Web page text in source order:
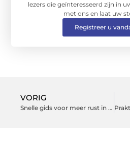
lezers die geïnteresseerd zijn in
met ons en laat uw
Registreer u
VORIG
Snelle gids voor meer rust in huis en plezier in de tuin